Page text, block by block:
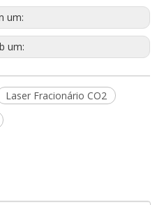
um:
um:
Laser Fracionário CO2